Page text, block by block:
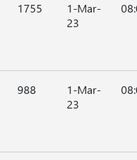
1755
1-Mar-
23
988
1-Mar-
23